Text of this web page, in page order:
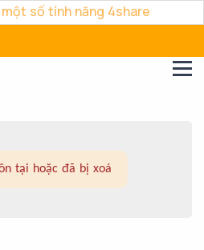
số tính năng 4share
tại hoặc đã bị xoá